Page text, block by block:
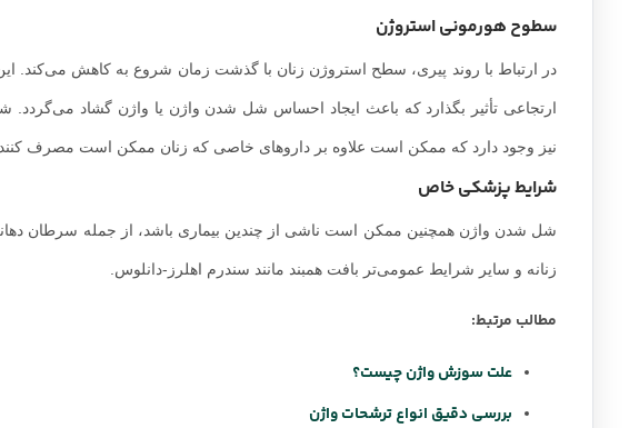
سطوح هورمونی استروژن
در ارتباط با روند پیری، سطح استروژن زنان با گذشت زمان شروع به کاهش می‌کند.
ارتجاعی تأثیر بگذارد که باعث ایجاد احساس شل شدن واژن یا واژن گشاد می‌‌گردد.
نیز وجود دارد که ممکن است علاوه بر داروهای خاصی که زنان ممکن است مصرف کنند،
شرایط پزشکی خاص
شل شدن واژن همچنین ممکن است ناشی از چندین بیماری باشد، از جمله سرطان دهانه
زنانه و سایر شرایط عمومی‌تر بافت همبند مانند سندرم اهلرز-دانلوس.
مطالب مرتبط:
علت سوزش واژن چیست؟
بررسی دقیق انواع ترشحات واژن